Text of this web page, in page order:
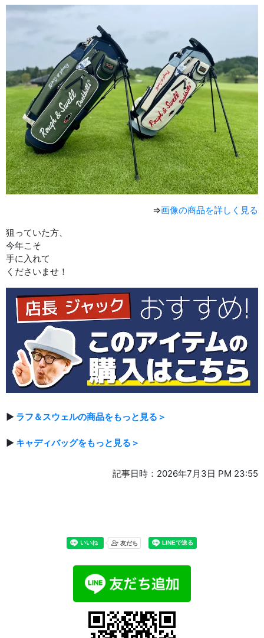
⇒画像の商品を詳しく見る
狙っていた方、
今年こそ
手に入れて
くださいませ！
▶ ラフ＆スウェルの商品をもっと見る＞
▶ キャディバッグをもっと見る＞
記事日時：2026年7月3日 PM 23:55